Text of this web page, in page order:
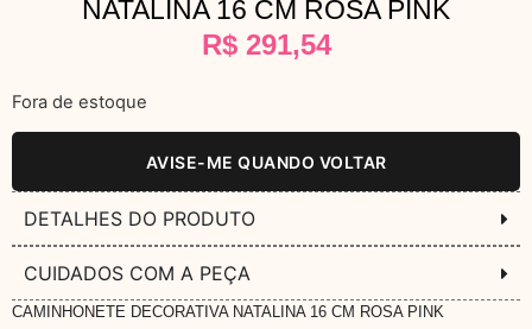
NATALINA 16 CM ROSA PINK
R$291,54
Fora de estoque
AVISE-ME QUANDO VOLTAR
DETALHES DO PRODUTO
CUIDADOS COM A PEÇA
CAMINHONETE DECORATIVA NATALINA 16 CM ROSA PINK